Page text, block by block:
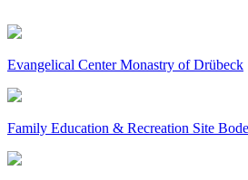
Evangelical Center Monastry of Drübeck
Family Education & Recreation Site